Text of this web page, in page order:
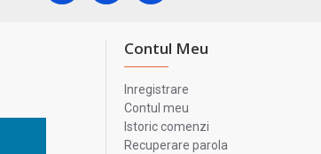
Contul Meu
Inregistrare
Contul meu
Istoric comenzi
Recuperare parola